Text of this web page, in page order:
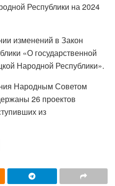
Республики на 2024
изменений в Закон
«О государственной
Народной Республики».
Народным Советом
26 проектов
из